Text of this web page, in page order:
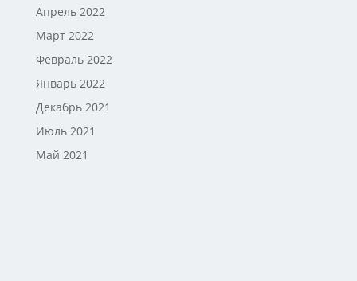
Апрель 2022
Март 2022
Февраль 2022
Январь 2022
Декабрь 2021
Июль 2021
Май 2021